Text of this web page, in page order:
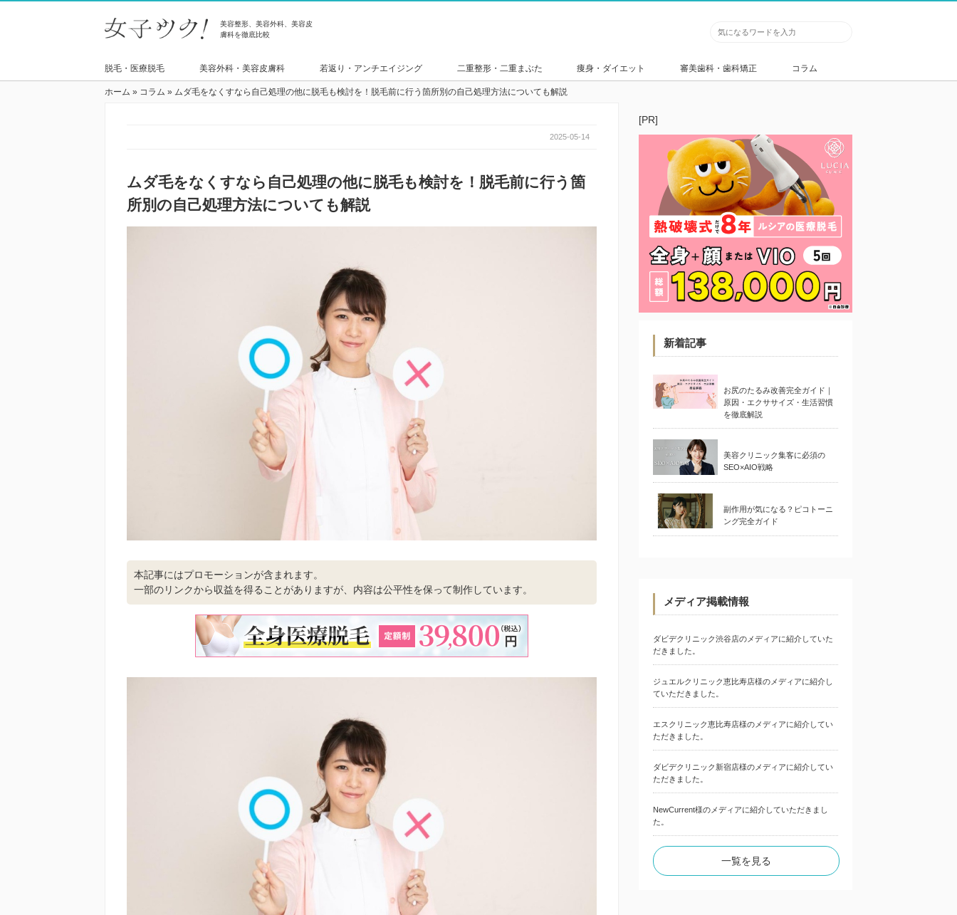
美容整形、美容外科、美容皮
膚科を徹底比較
脱毛・医療脱毛 美容外科・美容皮膚科 若返り・アンチエイジング 二重整形・二重まぶた 痩身・ダイエット 審美歯科・歯科矯正 コラム
ホーム » コラム » ムダ毛をなくすなら自己処理の他に脱毛も検討を！脱毛前に行う箇所別の自己処理方法についても解説
2025-05-14
ムダ毛をなくすなら自己処理の他に脱毛も検討を！脱毛前に行う箇
所別の自己処理方法についても解説
本記事にはプロモーションが含まれます。
一部のリンクから収益を得ることがありますが、内容は公平性を保って制作しています。
[PR]
新着記事
お尻のたるみ改善完全ガイド｜
原因・エクササイズ・生活習慣
を徹底解説
美容クリニック集客に必須の
SEO×AIO戦略
副作用が気になる？ピコトーニ
ング完全ガイド
メディア掲載情報
ダビデクリニック渋谷店のメディアに紹介していた
だきました。
ジュエルクリニック恵比寿店様のメディアに紹介し
ていただきました。
エスクリニック恵比寿店様のメディアに紹介してい
ただきました。
ダビデクリニック新宿店様のメディアに紹介してい
ただきました。
NewCurrent様のメディアに紹介していただきまし
た。
一覧を見る